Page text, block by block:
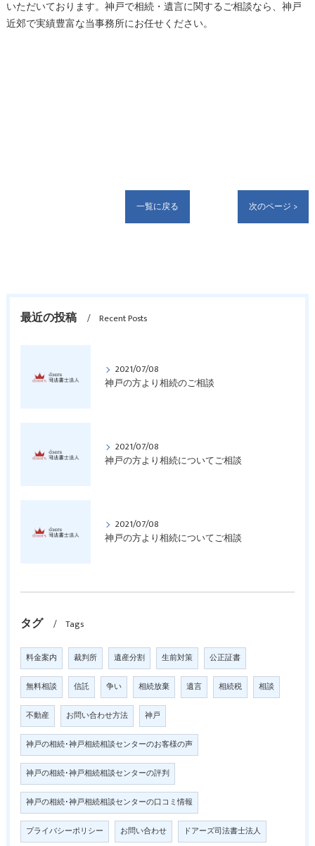
いただいております。神戸で相続・遺言に関するご相談なら、神戸
近郊で実績豊富な当事務所にお任せください。
一覧に戻る 次のページ >
最近の投稿 Recent Posts
2021/07/08
神戸の方より相続のご相談
2021/07/08
神戸の方より相続についてご相談
2021/07/08
神戸の方より相続についてご相談
タグ Tags
料金案内 裁判所 遺産分割 生前対策 公正証書
無料相談 信託 争い 相続放棄 遺言 相続税 相談
不動産 お問い合わせ方法 神戸
神戸の相続･神戸相続相談センターのお客様の声
神戸の相続･神戸相続相談センターの評判
神戸の相続･神戸相続相談センターの口コミ情報
プライバシーポリシー お問い合わせ ドアーズ司法書士法人